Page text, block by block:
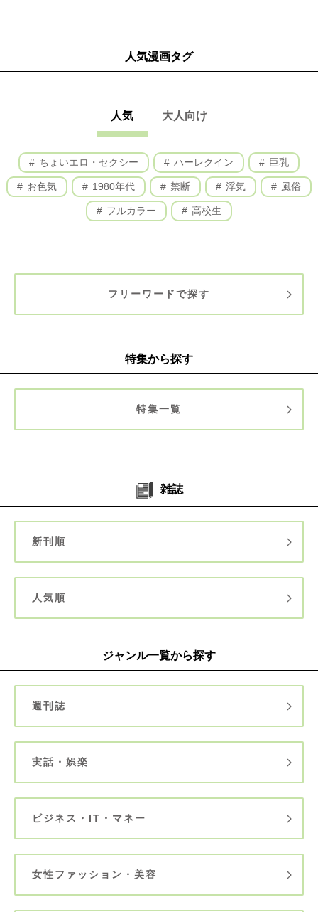
人気漫画タグ
人気 大人向け
ちょいエロ・セクシー ハーレクイン 巨乳
お色気 1980年代 禁断 浮気 風俗
フルカラー 高校生
フリーワードで探す
特集から探す
特集一覧
雑誌
新刊順
人気順
ジャンル一覧から探す
週刊誌
実話・娯楽
ビジネス・IT・マネー
女性ファッション・美容